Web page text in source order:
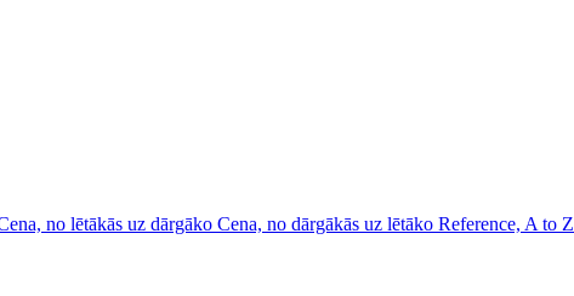
no lētākās uz dārgāko Cena, no dārgākās uz lētāko Reference, A to Z